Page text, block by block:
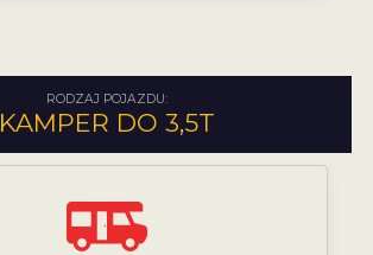
RODZAJ POJAZDU:
KAMPER DO 3,5T